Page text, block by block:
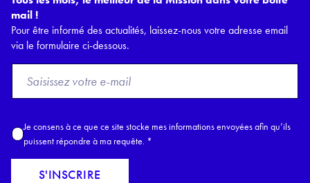
mail !
Pour être informé des actualités, laissez-nous votre adresse email
via le formulaire ci-dessous.
o
E
a
A
c
c
Je consens à ce que ce site stocke mes informations envoyées afin qu’ils
puissent répondre à ma requête. *
S'INSCRIRE